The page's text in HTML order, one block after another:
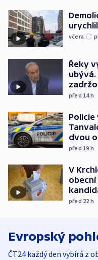
včera
Řeky
ubývá.
před 14h
dvou
před 19 h
V
před 22 h
Evropský
ČT24 každý den vybírá z